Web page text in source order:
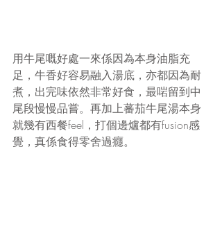
用牛尾嘅好處一來係因為本身油脂充
足，牛香好容易融入湯底，亦都因為耐
煮，出完味依然非常好食，最啱留到中
尾段慢慢品嘗。再加上蕃茄牛尾湯本身
就幾有西餐feel，打個邊爐都有fusion感
覺，真係食得零舍過癮。